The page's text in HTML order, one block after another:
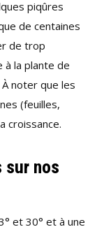
piqûres
de centaines
de trop
la plante de
noter que les
(feuilles,
croissance.
sur nos
et 30° et à une